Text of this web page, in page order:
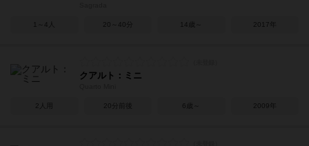
1～4人 20～40分 14歳～ 2017年
クアルト：ミニ
2人用 20分前後 6歳～ 2009年